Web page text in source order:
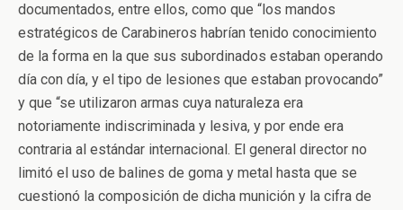
documentados, entre ellos, como que “los mandos
estratégicos de Carabineros habrían tenido conocimiento
de la forma en la que sus subordinados estaban operando
día con día, y el tipo de lesiones que estaban provocando”
y que “se utilizaron armas cuya naturaleza era
notoriamente indiscriminada y lesiva, y por ende era
contraria al estándar internacional. El general director no
limitó el uso de balines de goma y metal hasta que se
cuestionó la composición de dicha munición y la cifra de